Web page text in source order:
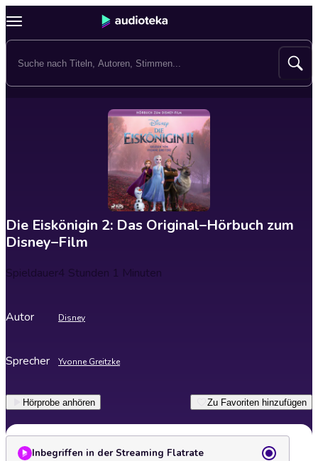
Die Eiskönigin 2: Das Original–Hörbuch zum
Disney–Film
Spieldauer4 Stunden 1 Minuten
Autor Disney
Sprecher Yvonne Greitzke
Hörprobe anhören Zu Favoriten hinzufügen
Inbegriffen in der Streaming Flatrate